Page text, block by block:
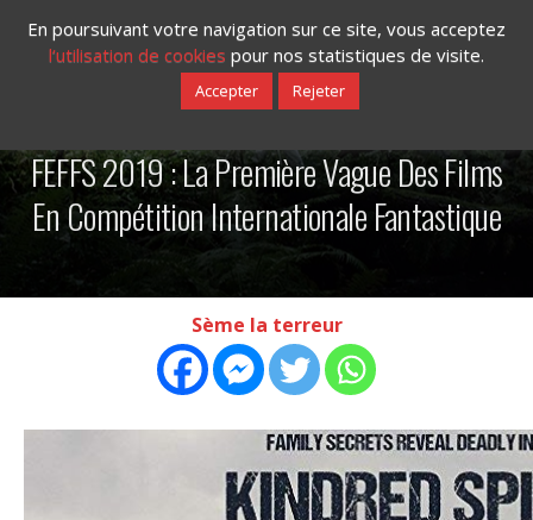
FEFFS 2019 : La Première Vague Des Films
En Compétition Internationale Fantastique
Sème la terreur
En poursuivant votre navigation sur ce site, vous acceptez
l‘utilisation de cookies pour nos statistiques de visite.
Accepter Rejeter